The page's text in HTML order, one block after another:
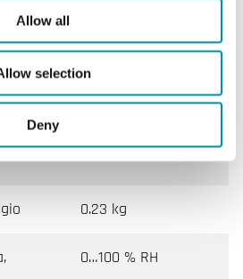
Allow all
selection
Deny
Stanza, Parete
128x80x55 mm
0.23 kg
0…100 % RH